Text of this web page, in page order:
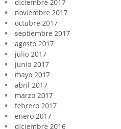
diciembre 2017
noviembre 2017
octubre 2017
septiembre 2017
agosto 2017
julio 2017
junio 2017
mayo 2017
abril 2017
marzo 2017
febrero 2017
enero 2017
diciembre 2016